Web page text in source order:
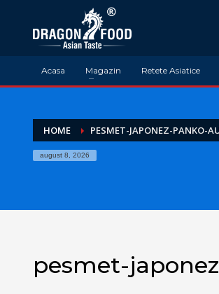
Acasa Magazin Retete Asiatice
HOME PESMET-JAPONEZ-PANKO-
august 8, 2026
pesmet-